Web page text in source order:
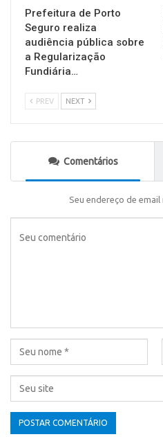
Prefeitura de Porto
Seguro realiza
audiência pública sobre
a Regularização
Fundiária…
PREV NEXT
Comentários
Seu endereço de